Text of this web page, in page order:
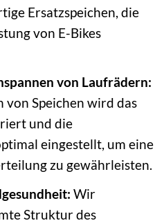
Ersatzspeichen, die
von E-Bikes
von Laufrädern:
von Speichen wird das
und die
eingestellt, um eine
zu gewährleisten.
Wir
Struktur des